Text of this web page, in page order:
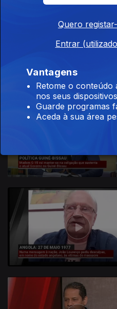
Quero
Entrar
Vantagens
Retome o
nos seus
Guarde programas
Aceda à sua área